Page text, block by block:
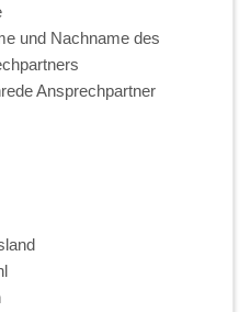
und Nachname des
Ansprechpartner